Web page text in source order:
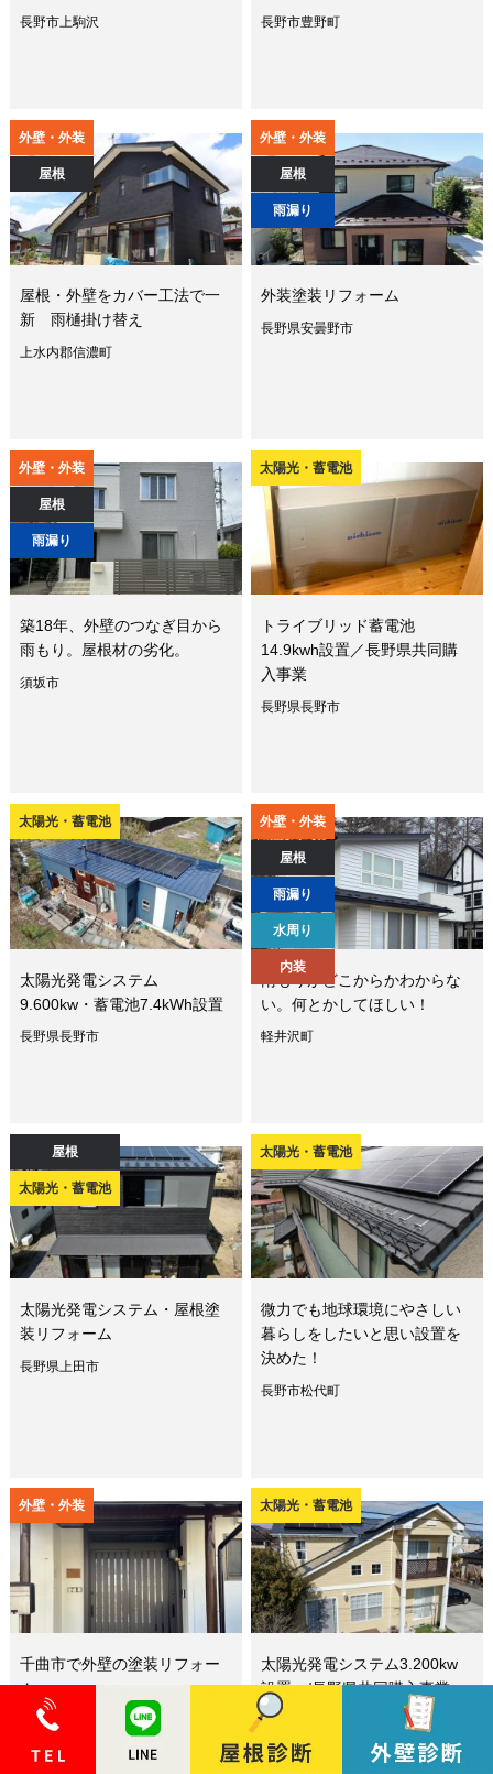
長野市上駒沢 長野市豊野町
外壁・外装
屋根
屋根・外壁をカバー工法で一
新 雨樋掛け替え
上水内郡信濃町
外壁・外装
屋根
雨漏り
外装塗装リフォーム
長野県安曇野市
外壁・外装
屋根
雨漏り
築18年、外壁のつなぎ目から
雨もり。屋根材の劣化。
須坂市
太陽光・蓄電池
トライブリッド蓄電池
14.9kwh設置／長野県共同購
入事業
長野県長野市
太陽光・蓄電池
太陽光発電システム
9.600kw・蓄電池7.4kWh設置
長野県長野市
外壁・外装
屋根
雨漏り
水周り
内装
雨もりがどこからかわからな
い。何とかしてほしい！
軽井沢町
屋根
太陽光・蓄電池
太陽光発電システム・屋根塗
装リフォーム
長野県上田市
太陽光・蓄電池
微力でも地球環境にやさしい
暮らしをしたいと思い設置を
決めた！
長野市松代町
外壁・外装
千曲市で外壁の塗装リフォー
ム
千曲市
太陽光・蓄電池
太陽光発電システム3.200kw
設置 /長野県共同購入事業
長野県上田市